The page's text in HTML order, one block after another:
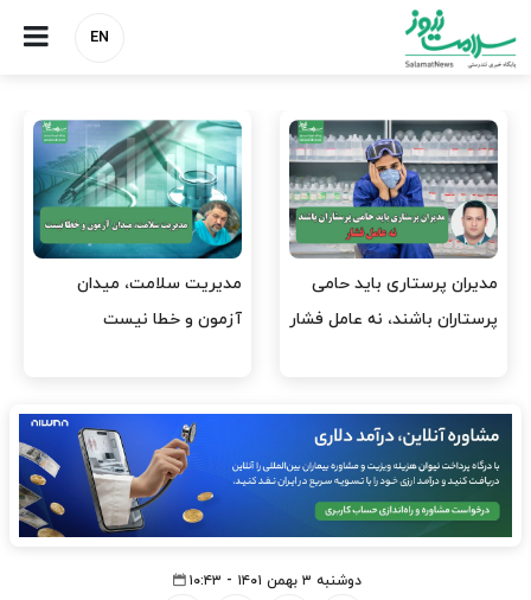
EN
مدیران پرستاری باید حامی
پرستاران باشند، نه عامل فشار
مدیریت سلامت، میدان
آزمون و خطا نیست
دوشنبه ۳ بهمن ۱۴۰۱ - ۱۰:۴۳